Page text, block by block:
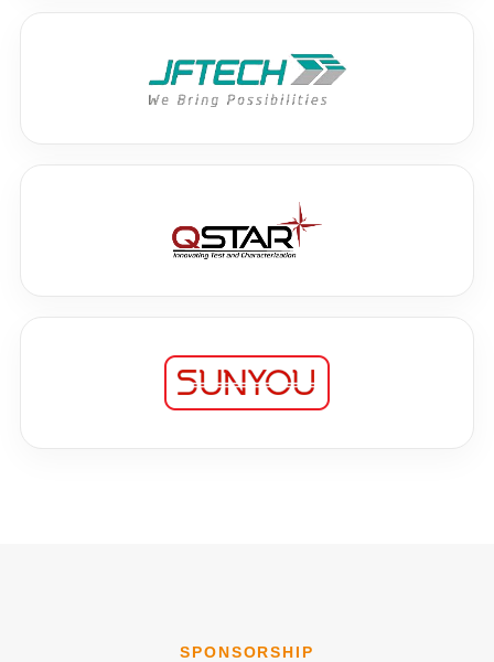
SPONSORSHIP